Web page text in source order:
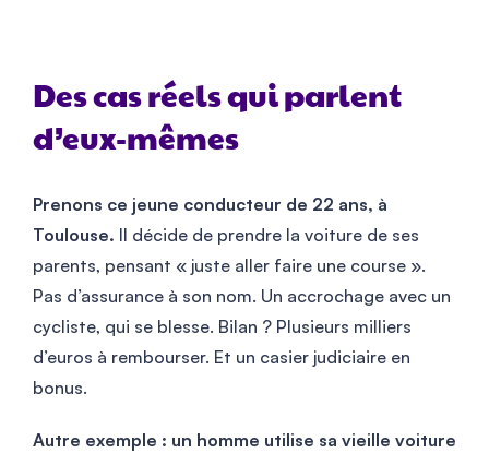
Des cas réels qui parlent
d’eux-mêmes
Prenons ce jeune conducteur de 22 ans, à
Toulouse. Il décide de prendre la voiture de ses
parents, pensant « juste aller faire une course ».
Pas d’assurance à son nom. Un accrochage avec un
cycliste, qui se blesse. Bilan ? Plusieurs milliers
d’euros à rembourser. Et un casier judiciaire en
bonus.
Autre exemple : un homme utilise sa vieille voiture